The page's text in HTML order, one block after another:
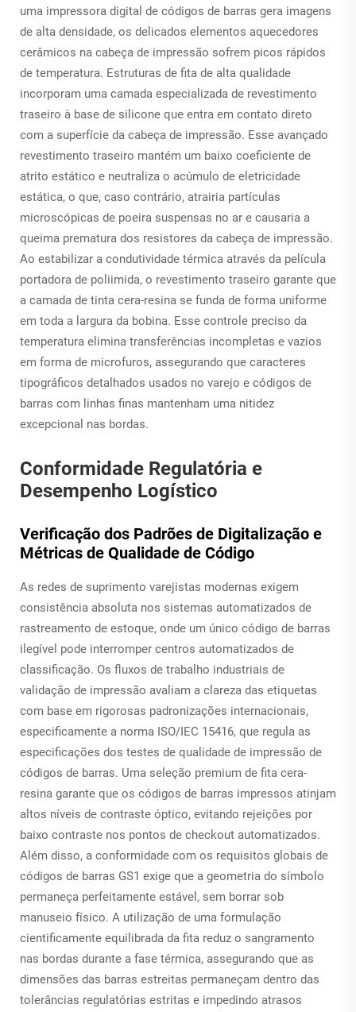
uma impressora digital de códigos de barras gera imagens
de alta densidade, os delicados elementos aquecedores
cerâmicos na cabeça de impressão sofrem picos rápidos
de temperatura. Estruturas de fita de alta qualidade
incorporam uma camada especializada de revestimento
traseiro à base de silicone que entra em contato direto
com a superfície da cabeça de impressão. Esse avançado
revestimento traseiro mantém um baixo coeficiente de
atrito estático e neutraliza o acúmulo de eletricidade
estática, o que, caso contrário, atrairia partículas
microscópicas de poeira suspensas no ar e causaria a
queima prematura dos resistores da cabeça de impressão.
Ao estabilizar a condutividade térmica através da película
portadora de poliimida, o revestimento traseiro garante que
a camada de tinta cera-resina se funda de forma uniforme
em toda a largura da bobina. Esse controle preciso da
temperatura elimina transferências incompletas e vazios
em forma de microfuros, assegurando que caracteres
tipográficos detalhados usados no varejo e códigos de
barras com linhas finas mantenham uma nitidez
excepcional nas bordas.
Conformidade Regulatória e
Desempenho Logístico
Verificação dos Padrões de Digitalização e
Métricas de Qualidade de Código
As redes de suprimento varejistas modernas exigem
consistência absoluta nos sistemas automatizados de
rastreamento de estoque, onde um único código de barras
ilegível pode interromper centros automatizados de
classificação. Os fluxos de trabalho industriais de
validação de impressão avaliam a clareza das etiquetas
com base em rigorosas padronizações internacionais,
especificamente a norma ISO/IEC 15416, que regula as
especificações dos testes de qualidade de impressão de
códigos de barras. Uma seleção premium de fita cera-
resina garante que os códigos de barras impressos atinjam
altos níveis de contraste óptico, evitando rejeições por
baixo contraste nos pontos de checkout automatizados.
Além disso, a conformidade com os requisitos globais de
códigos de barras GS1 exige que a geometria do símbolo
permaneça perfeitamente estável, sem borrar sob
manuseio físico. A utilização de uma formulação
cientificamente equilibrada da fita reduz o sangramento
nas bordas durante a fase térmica, assegurando que as
dimensões das barras estreitas permaneçam dentro das
tolerâncias regulatórias estritas e impedindo atrasos